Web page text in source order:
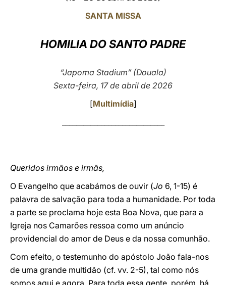
SANTA MISSA
HOMILIA DO SANTO PADRE
“Japoma Stadium” (Douala)
Sexta-feira, 17 de abril de 2026
[Multimídia]
Queridos irmãos e irmãs,
O Evangelho que acabámos de ouvir (Jo 6, 1-15) é
palavra de salvação para toda a humanidade. Por toda
a parte se proclama hoje esta Boa Nova, que para a
Igreja nos Camarões ressoa como um anúncio
providencial do amor de Deus e da nossa comunhão.
Com efeito, o testemunho do apóstolo João fala-nos
de uma grande multidão (cf. vv. 2-5), tal como nós
somos aqui e agora. Para toda essa gente, porém, há